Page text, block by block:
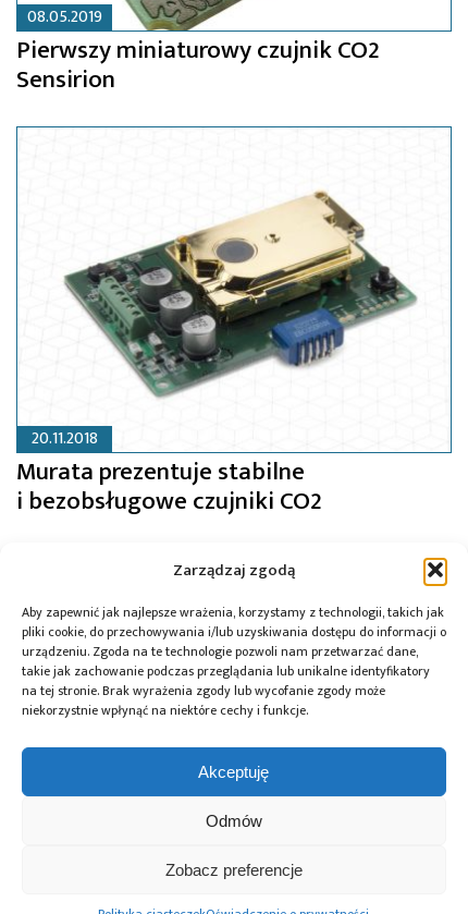
Zarządzaj zgodą
Aby zapewnić jak najlepsze wrażenia, korzystamy z technologii, takich jak
pliki cookie, do przechowywania i/lub uzyskiwania dostępu do informacji o
urządzeniu. Zgoda na te technologie pozwoli nam przetwarzać dane,
takie jak zachowanie podczas przeglądania lub unikalne identyfikatory
na tej stronie. Brak wyrażenia zgody lub wycofanie zgody może
niekorzystnie wpłynąć na niektóre cechy i funkcje.
Akceptuję
Odmów
Zobacz preferencje
08.05.2019
Pierwszy miniaturowy czujnik CO2
Sensirion
20.11.2018
Murata prezentuje stabilne
i bezobsługowe czujniki CO2